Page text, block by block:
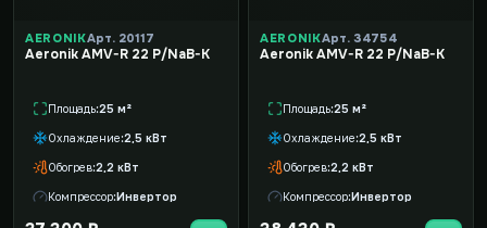
AERONIKАрт. 20117
Aeronik AMV-R 22 P/NaB-K
Площадь 25 м²
Охлаждение 2,5 кВт
Обогрев 2,2 кВт
Компрессор Инвертор
AERONIKАрт. 34754
Aeronik AMV-R 22 P/NaB-K
Площадь 25 м²
Охлаждение 2,5 кВт
Обогрев 2,2 кВт
Компрессор Инвертор